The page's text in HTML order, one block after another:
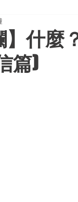
】什
篇)